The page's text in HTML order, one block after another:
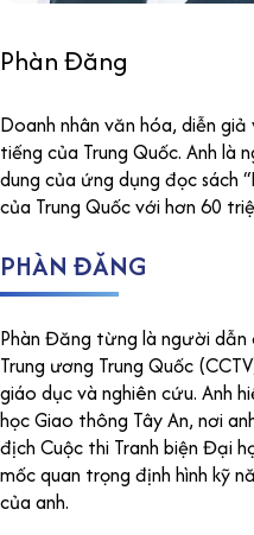
Phàn Đăng
Doanh nhân văn hóa, diễn
tiếng của Trung Quốc. Anh là
dung của ứng dụng đọc sách
của Trung Quốc với hơn 60
PHÀN ĐĂNG
Phàn Đăng từng là người dẫn
Trung ương Trung Quốc
giáo dục và nghiên cứu. Anh
học Giao thông Tây An, nơi
địch Cuộc thi Tranh biện Đại
mốc quan trọng định hình kỹ
của anh.